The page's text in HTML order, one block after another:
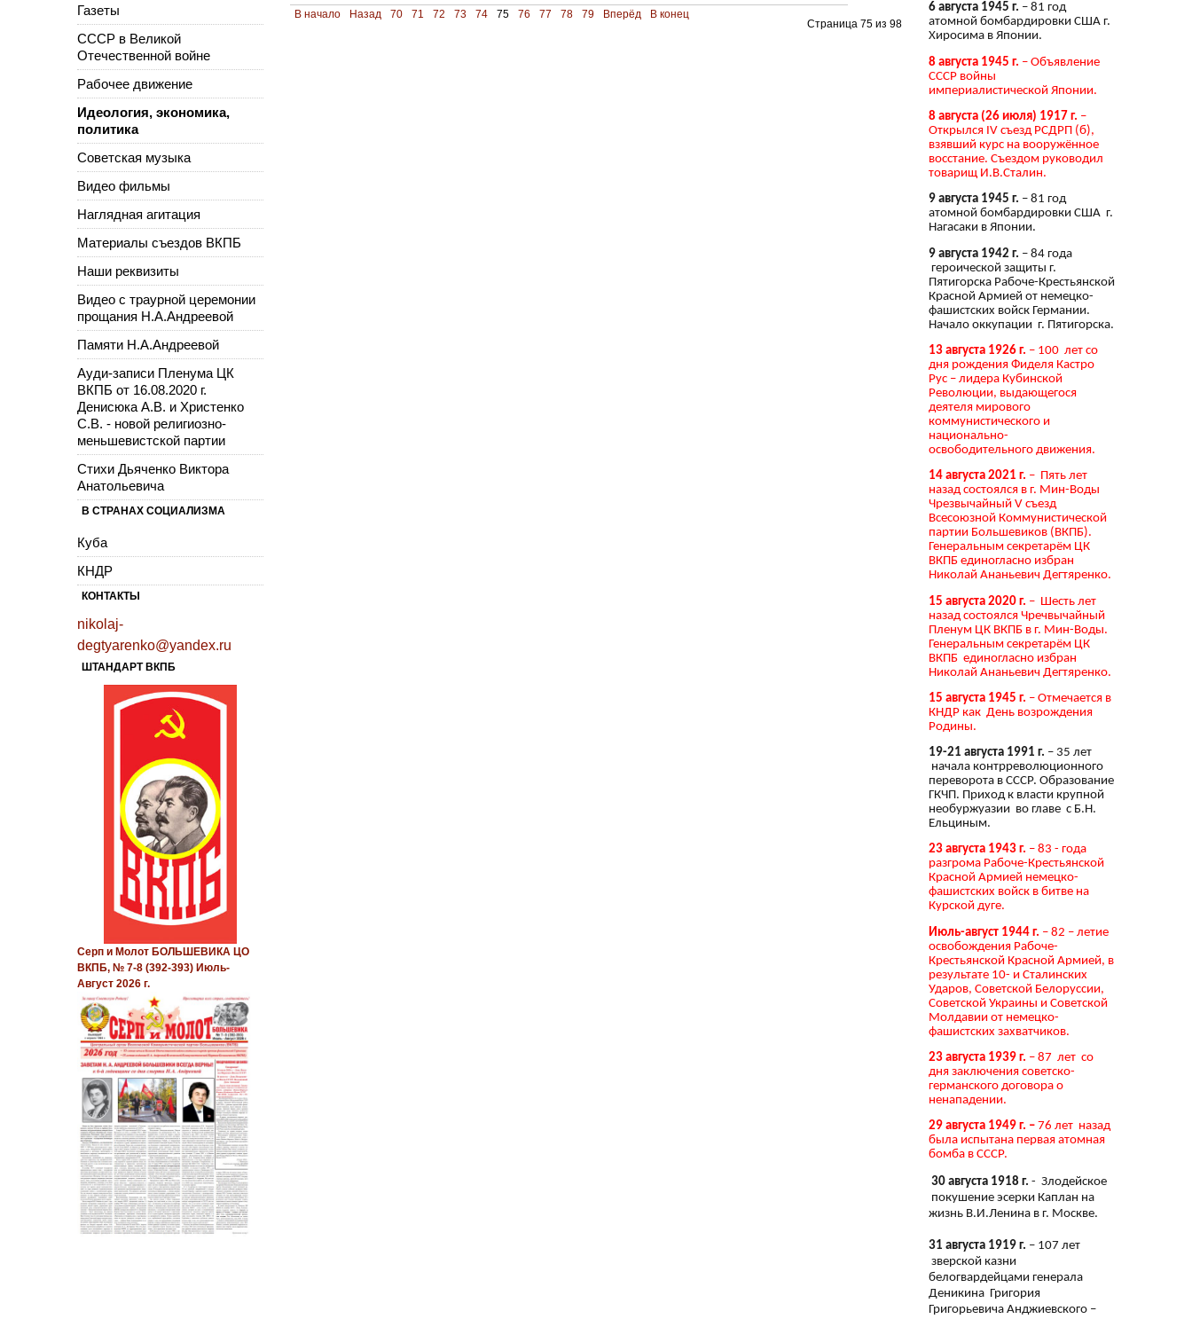
Страница 75 из 98
В начало Назад 70 71 72 73 74 75 76 77 78 79 Вперёд В конец
Газеты
СССР в Великой
Отечественной войне
Рабочее движение
Идеология, экономика,
политика
Советская музыка
Видео фильмы
Наглядная агитация
Материалы съездов ВКПБ
Наши реквизиты
Видео с траурной церемонии
прощания Н.А.Андреевой
Памяти Н.А.Андреевой
Ауди-записи Пленума ЦК
ВКПБ от 16.08.2020 г.
Денисюка А.В. и Христенко
С.В. - новой религиозно-
меньшевистской партии
Стихи Дьяченко Виктора
Анатольевича
В СТРАНАХ СОЦИАЛИЗМА
Куба
КНДР
КОНТАКТЫ
nikolaj-
degtyarenko@yandex.ru
ШТАНДАРТ ВКПБ
Серп и Молот БОЛЬШЕВИКА ЦО
ВКПБ, № 7-8 (392-393) Июль-
Август 2026 г.
6 августа 1945 г. – 81 год
атомной бомбардировки США г.
Хиросима в Японии.
8 августа 1945 г. – Объявление
СССР войны
империалистической Японии.
8 августа (26 июля) 1917 г. –
Открылся IV съезд РСДРП (б),
взявший курс на вооружённое
восстание. Съездом руководил
товарищ И.В.Сталин.
9 августа 1945 г. – 81 год
атомной бомбардировки США г.
Нагасаки в Японии.
9 августа 1942 г. – 84 года
героической защиты г.
Пятигорска Рабоче-Крестьянской
Красной Армией от немецко-
фашистских войск Германии.
Начало оккупации г. Пятигорска.
13 августа 1926 г. – 100 лет со
дня рождения Фиделя Кастро
Рус – лидера Кубинской
Революции, выдающегося
деятеля мирового
коммунистического и
национально-
освободительного движения.
14 августа 2021 г. – Пять лет
назад состоялся в г. Мин-Воды
Чрезвычайный V съезд
Всесоюзной Коммунистической
партии Большевиков (ВКПБ).
Генеральным секретарём ЦК
ВКПБ единогласно избран
Николай Ананьевич Дегтяренко.
15 августа 2020 г. – Шесть лет
назад состоялся Чречвычайный
Пленум ЦК ВКПБ в г. Мин-Воды.
Генеральным секретарём ЦК
ВКПБ единогласно избран
Николай Ананьевич Дегтяренко.
15 августа 1945 г. – Отмечается в
КНДР как День возрождения
Родины.
19-21 августа 1991 г. – 35 лет
начала контрреволюционного
переворота в СССР. Образование
ГКЧП. Приход к власти крупной
необуржуазии во главе с Б.Н.
Ельциным.
23 августа 1943 г. – 83 - года
разгрома Рабоче-Крестьянской
Красной Армией немецко-
фашистских войск в битве на
Курской дуге.
Июль-август 1944 г. – 82 – летие
освобождения Рабоче-
Крестьянской Красной Армией, в
результате 10- и Сталинских
Ударов, Советской Белоруссии,
Советской Украины и Советской
Молдавии от немецко-
фашистских захватчиков.
23 августа 1939 г. – 87 лет со
дня заключения советско-
германского договора о
ненападении.
29 августа 1949 г. – 76 лет назад
была испытана первая атомная
бомба в СССР.
30 августа 1918 г. - Злодейское
покушение эсерки Каплан на
жизнь В.И.Ленина в г. Москве.
31 августа 1919 г. – 107 лет
зверской казни
белогвардейцами генерала
Деникина Григория
Григорьевича Анджиевского –